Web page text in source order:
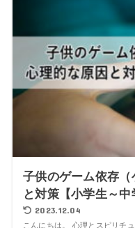
子供のゲーム依存
と対策【小学生～中
2023.12.04
こんにちは。 心理とスピリチ